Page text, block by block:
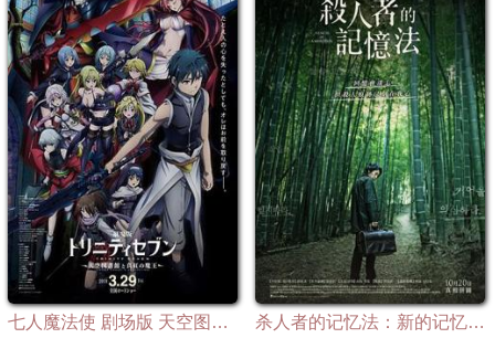
七人魔法使 剧场版 天空图书馆与真红魔王 杀人者的记忆法：新的记忆【影视解说】